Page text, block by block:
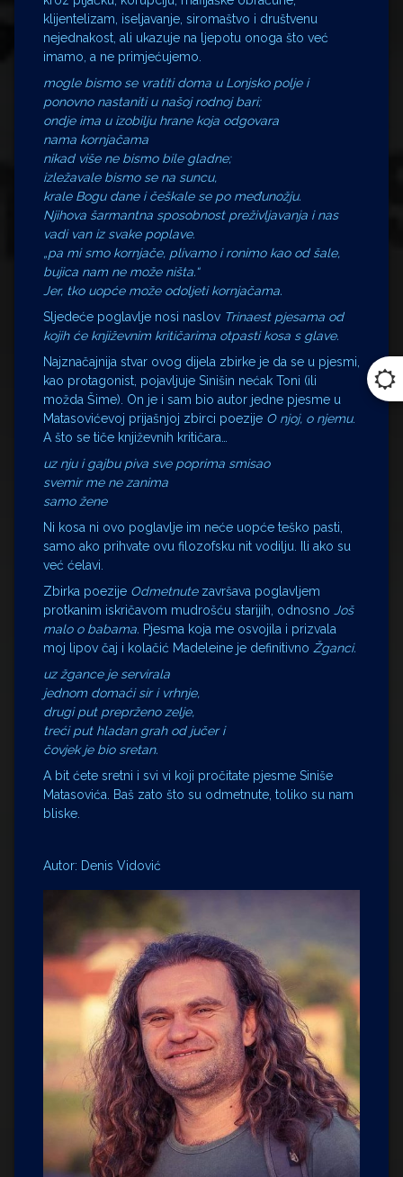
klijentelizam, iseljavanje, siromaštvo i društvenu
nejednakost, ali ukazuje na ljepotu onoga što već
imamo, a ne primjećujemo.
mogle bismo se vratiti doma u Lonjsko polje i
ponovno nastaniti u našoj rodnoj bari;
ondje ima u izobilju hrane koja odgovara
nama kornjačama
nikad više ne bismo bile gladne;
izležavale bismo se na suncu,
krale Bogu dane i češkale se po međunožju.
Njihova šarmantna sposobnost preživljavanja i nas
vadi van iz svake poplave.
„pa mi smo kornjače, plivamo i ronimo kao od šale,
bujica nam ne može ništa.“
Jer, tko uopće može odoljeti kornjačama.
Sljedeće poglavlje nosi naslov Trinaest pjesama od
kojih će književnim kritičarima otpasti kosa s glave.
Najznačajnija stvar ovog dijela zbirke je da se u pjesmi,
kao protagonist, pojavljuje Sinišin nećak Toni (ili
možda Šime). On je i sam bio autor jedne pjesme u
Matasovićevoj prijašnjoj zbirci poezije O njoj, o njemu.
A što se tiče književnih kritičara…
uz nju i gajbu piva sve poprima smisao
svemir me ne zanima
samo žene
Ni kosa ni ovo poglavlje im neće uopće teško pasti,
samo ako prihvate ovu filozofsku nit vodilju. Ili ako su
već ćelavi.
Zbirka poezije Odmetnute završava poglavljem
protkanim iskričavom mudrošću starijih, odnosno Još
malo o babama. Pjesma koja me osvojila i prizvala
moj lipov čaj i kolačić Madeleine je definitivno Žganci.
uz žgance je servirala
jednom domaći sir i vrhnje,
drugi put preprženo zelje,
treći put hladan grah od jučer i
čovjek je bio sretan.
A bit ćete sretni i svi vi koji pročitate pjesme Siniše
Matasovića. Baš zato što su odmetnute, toliko su nam
bliske.
Autor: Denis Vidović